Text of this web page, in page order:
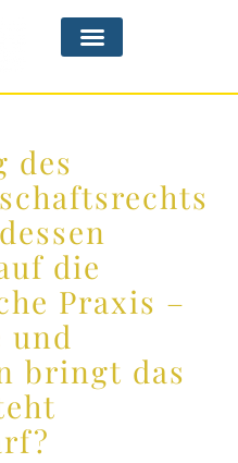
des
die
Praxis –
und
bringt das